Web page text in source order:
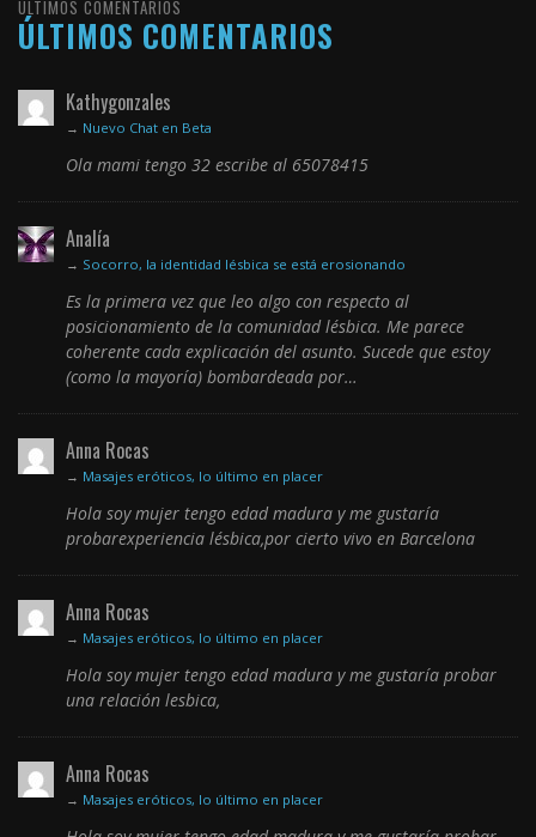
ÚLTIMOS COMENTARIOS
ÚLTIMOS COMENTARIOS
Kathygonzales
→ Nuevo Chat en Beta
Ola mami tengo 32 escribe al 65078415
Analía
→ Socorro, la identidad lésbica se está erosionando
Es la primera vez que leo algo con respecto al
posicionamiento de la comunidad lésbica. Me parece
coherente cada explicación del asunto. Sucede que estoy
(como la mayoría) bombardeada por…
Anna Rocas
→ Masajes eróticos, lo último en placer
Hola soy mujer tengo edad madura y me gustaría
probarexperiencia lésbica,por cierto vivo en Barcelona
Anna Rocas
→ Masajes eróticos, lo último en placer
Hola soy mujer tengo edad madura y me gustaría probar
una relación lesbica,
Anna Rocas
→ Masajes eróticos, lo último en placer